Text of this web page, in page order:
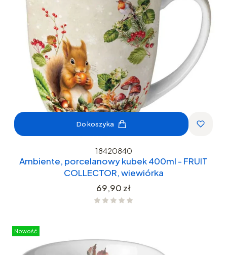
Do koszyka
18420840
Ambiente, porcelanowy kubek 400ml - FRUIT
COLLECTOR, wiewiórka
Cena
69,90 zł
Nowość